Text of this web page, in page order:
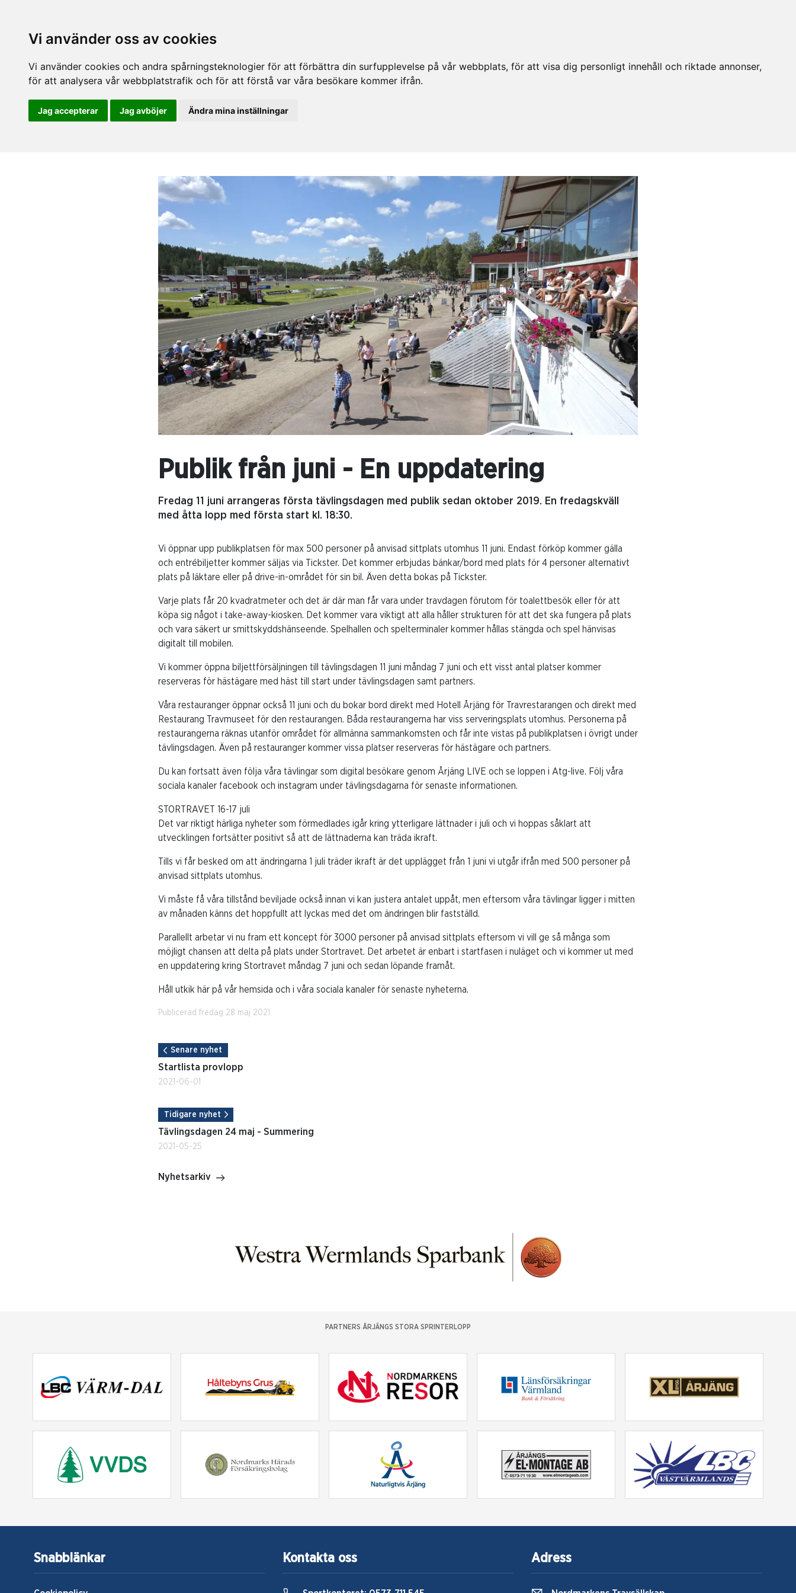
Vi använder oss av cookies
Vi använder cookies och andra spårningsteknologier för att förbättra din surfupplevelse på vår webbplats, för att visa dig personligt innehåll och riktade annonser,
för att analysera vår webbplatstrafik och för att förstå var våra besökare kommer ifrån.
Jag accepterar Jag avböjer Ändra mina inställningar
Publik från juni - En uppdatering
Fredag 11 juni arrangeras första tävlingsdagen med publik sedan oktober 2019. En fredagskväll
med åtta lopp med första start kl. 18:30.
Vi öppnar upp publikplatsen för max 500 personer på anvisad sittplats utomhus 11 juni. Endast förköp kommer gälla
och entrébiljetter kommer säljas via Tickster. Det kommer erbjudas bänkar/bord med plats för 4 personer alternativt
plats på läktare eller på drive-in-området för sin bil. Även detta bokas på Tickster.
Varje plats får 20 kvadratmeter och det är där man får vara under travdagen förutom för toalettbesök eller för att
köpa sig något i take-away-kiosken. Det kommer vara viktigt att alla håller strukturen för att det ska fungera på plats
och vara säkert ur smittskyddshänseende. Spelhallen och spelterminaler kommer hållas stängda och spel hänvisas
digitalt till mobilen.
Vi kommer öppna biljettförsäljningen till tävlingsdagen 11 juni måndag 7 juni och ett visst antal platser kommer
reserveras för hästägare med häst till start under tävlingsdagen samt partners.
Våra restauranger öppnar också 11 juni och du bokar bord direkt med Hotell Årjäng för Travrestarangen och direkt med
Restaurang Travmuseet för den restaurangen. Båda restaurangerna har viss serveringsplats utomhus. Personerna på
restaurangerna räknas utanför området för allmänna sammankomsten och får inte vistas på publikplatsen i övrigt under
tävlingsdagen. Även på restauranger kommer vissa platser reserveras för hästägare och partners.
Du kan fortsatt även följa våra tävlingar som digital besökare genom Årjäng LIVE och se loppen i Atg-live. Följ våra
sociala kanaler facebook och instagram under tävlingsdagarna för senaste informationen.
STORTRAVET 16-17 juli
Det var riktigt härliga nyheter som förmedlades igår kring ytterligare lättnader i juli och vi hoppas såklart att
utvecklingen fortsätter positivt så att de lättnaderna kan träda ikraft.
Tills vi får besked om att ändringarna 1 juli träder ikraft är det upplägget från 1 juni vi utgår ifrån med 500 personer på
anvisad sittplats utomhus.
Vi måste få våra tillstånd beviljade också innan vi kan justera antalet uppåt, men eftersom våra tävlingar ligger i mitten
av månaden känns det hoppfullt att lyckas med det om ändringen blir fastställd.
Parallellt arbetar vi nu fram ett koncept för 3000 personer på anvisad sittplats eftersom vi vill ge så många som
möjligt chansen att delta på plats under Stortravet. Det arbetet är enbart i startfasen i nuläget och vi kommer ut med
en uppdatering kring Stortravet måndag 7 juni och sedan löpande framåt.
Håll utkik här på vår hemsida och i våra sociala kanaler för senaste nyheterna.
Publicerad fredag 28 maj 2021.
Senare nyhet
Startlista provlopp
2021-06-01
Tidigare nyhet
Tävlingsdagen 24 maj - Summering
2021-05-25
Nyhetsarkiv
PARTNERS ÅRJÄNGS STORA SPRINTERLOPP
Snabblänkar Kontakta oss Adress